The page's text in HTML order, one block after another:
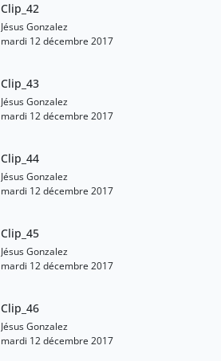
Clip_42
Jésus Gonzalez
mardi 12 décembre 2017
Clip_43
Jésus Gonzalez
mardi 12 décembre 2017
Clip_44
Jésus Gonzalez
mardi 12 décembre 2017
Clip_45
Jésus Gonzalez
mardi 12 décembre 2017
Clip_46
Jésus Gonzalez
mardi 12 décembre 2017